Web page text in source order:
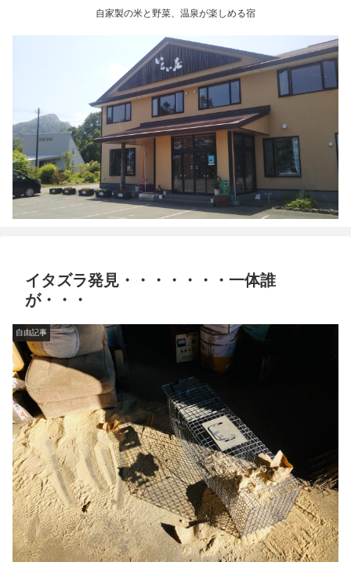
自家製の米と野菜、温泉が楽しめる宿
イタズラ発見・・・・・・・一体誰
が・・・
自由記事